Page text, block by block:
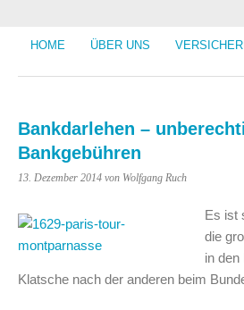
HOME ÜBER UNS
Bankdarlehen –
Bankgebühren
13. Dezember 2014 von Wolfgang Ruch
Es ist
die
in den
Klatsche nach der anderen beim